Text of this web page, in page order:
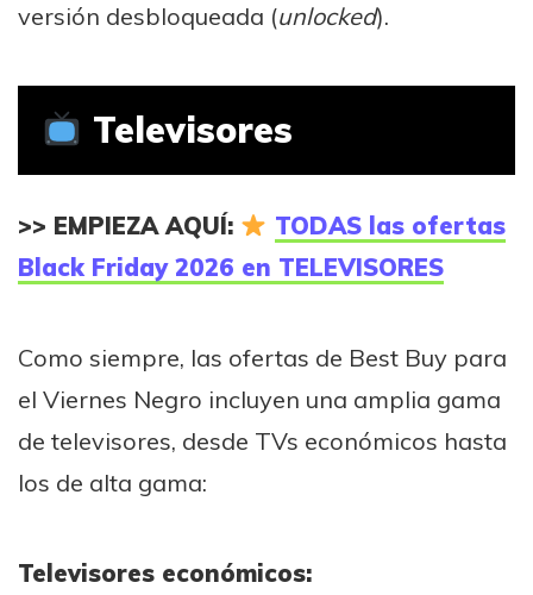
versión desbloqueada (unlocked).
Televisores
>> EMPIEZA AQUÍ:
TODAS las ofertas
Black Friday 2026 en TELEVISORES
Como siempre, las ofertas de Best Buy para
el Viernes Negro incluyen una amplia gama
de televisores, desde TVs económicos hasta
los de alta gama:
Televisores económicos: